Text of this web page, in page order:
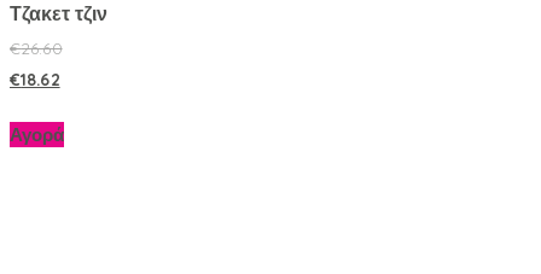
Τζακετ τζιν
€26.60
€18.62
Αγορά